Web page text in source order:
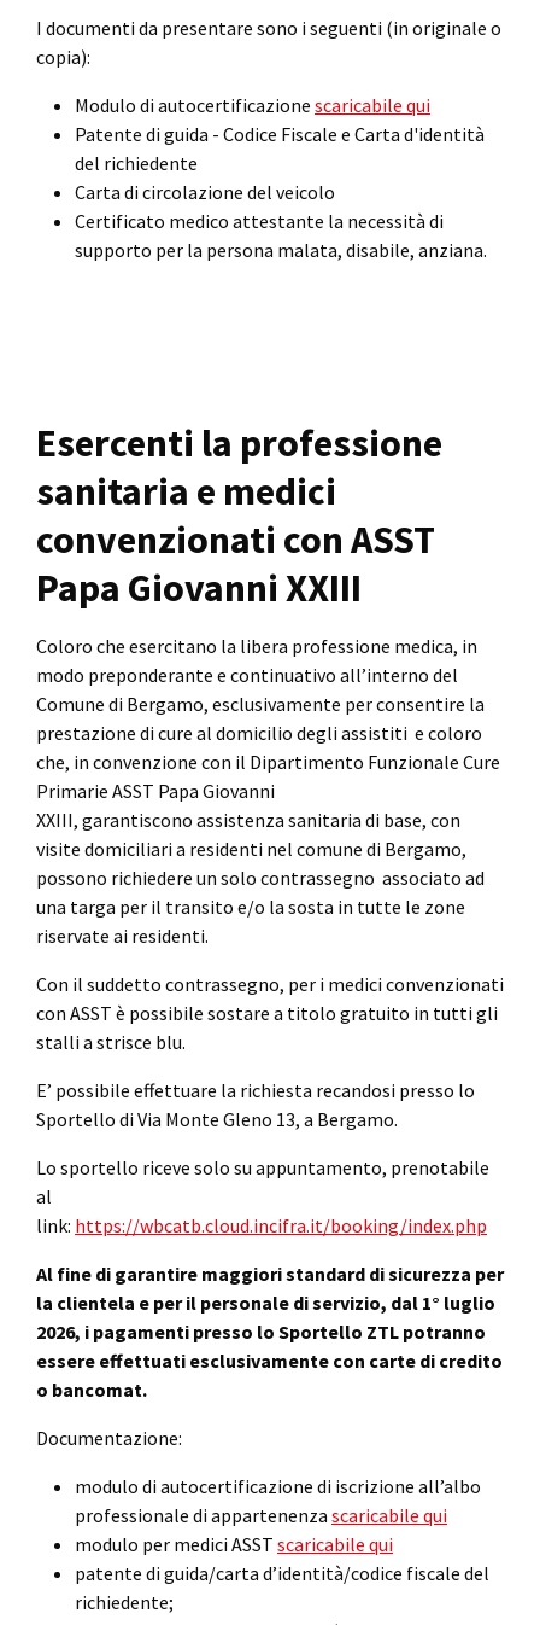
I documenti da presentare sono i seguenti (in originale o
copia):
Modulo di autocertificazione scaricabile qui
Patente di guida - Codice Fiscale e Carta d'identità
del richiedente
Carta di circolazione del veicolo
Certificato medico attestante la necessità di
supporto per la persona malata, disabile, anziana.
Esercenti la professione
sanitaria e medici
convenzionati con ASST
Papa Giovanni XXIII
Coloro che esercitano la libera professione medica, in
modo preponderante e continuativo all’interno del
Comune di Bergamo, esclusivamente per consentire la
prestazione di cure al domicilio degli assistiti e coloro
che, in convenzione con il Dipartimento Funzionale Cure
Primarie ASST Papa Giovanni
XXIII, garantiscono assistenza sanitaria di base, con
visite domiciliari a residenti nel comune di Bergamo,
possono richiedere un solo contrassegno associato ad
una targa per il transito e/o la sosta in tutte le zone
riservate ai residenti.
Con il suddetto contrassegno, per i medici convenzionati
con ASST è possibile sostare a titolo gratuito in tutti gli
stalli a strisce blu.
E’ possibile effettuare la richiesta recandosi presso lo
Sportello di Via Monte Gleno 13, a Bergamo.
Lo sportello riceve solo su appuntamento, prenotabile
al
link: https://wbcatb.cloud.incifra.it/booking/index.php
Al fine di garantire maggiori standard di sicurezza per
la clientela e per il personale di servizio, dal 1° luglio
2026, i pagamenti presso lo Sportello ZTL potranno
essere effettuati esclusivamente con carte di credito
o bancomat.
Documentazione:
modulo di autocertificazione di iscrizione all’albo
professionale di appartenenza scaricabile qui
modulo per medici ASST scaricabile qui
patente di guida/carta d’identità/codice fiscale del
richiedente;